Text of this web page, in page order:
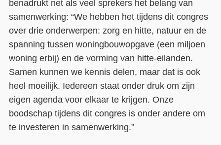
benadrukt net als veel sprekers het belang van
samenwerking: “We hebben het tijdens dit congres
over drie onderwerpen: zorg en hitte, natuur en de
spanning tussen woningbouwopgave (een miljoen
woning erbij) en de vorming van hitte-eilanden.
Samen kunnen we kennis delen, maar dat is ook
heel moeilijk. Iedereen staat onder druk om zijn
eigen agenda voor elkaar te krijgen. Onze
boodschap tijdens dit congres is onder andere om
te investeren in samenwerking.”